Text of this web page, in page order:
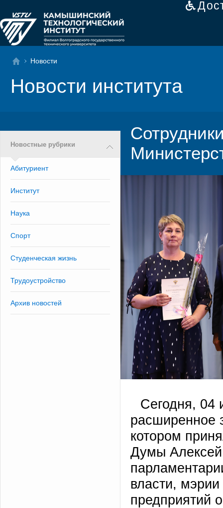
Новости
Новости института
Новостные рубрики
Абитуриент
Институт
Наука
Спорт
Студенческая жизнь
Трудоустройство
Архив новостей
Сегодня, 04
расширенное
котором
Думы Алексей
власти,
предприятий